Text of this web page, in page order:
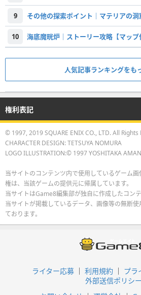
9
10
人気記事ランキングをも
権利表記
© 1997, 2019 SQUARE ENIX CO., LTD. All Rights
CHARACTER DESIGN: TETSUYA NOMURA
LOGO ILLUSTRATION:© 1997 YOSHITAKA
当サイトのコンテンツ内で使用しているゲーム
権は、当該ゲームの提供元に帰属しています。
当サイトはGame8編集部が独自に作成したコン
当サイトが掲載しているデータ、画像等の無断
ております。
ライター応募 利用規約
プラ
外部送信ポリシー